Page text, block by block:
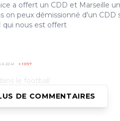
a offert un CDD et Marseille
on peux démissionné d'un CDD
qui nous est offert
22:41 +1097
le football
DE COMMENTAIRES